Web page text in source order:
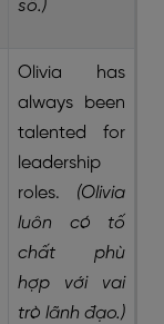
số.)
Olivia has
always been
talented for
leadership
roles. (Olivia
luôn có tố
chất phù
hợp với vai
trò lãnh đạo.)